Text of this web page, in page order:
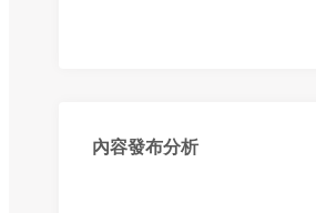
內容發布分析